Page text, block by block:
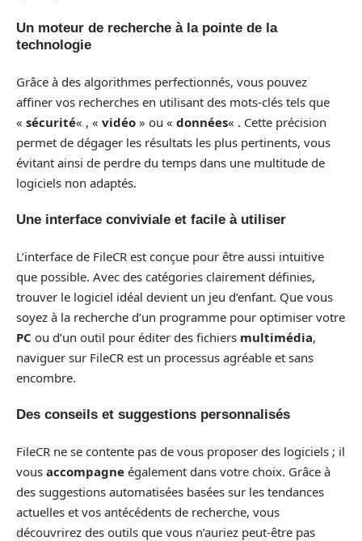
Un moteur de recherche à la pointe de la
technologie
Grâce à des algorithmes perfectionnés, vous pouvez
affiner vos recherches en utilisant des mots-clés tels que
« sécurité« , « vidéo » ou « données« . Cette précision
permet de dégager les résultats les plus pertinents, vous
évitant ainsi de perdre du temps dans une multitude de
logiciels non adaptés.
Une interface conviviale et facile à utiliser
L’interface de FileCR est conçue pour être aussi intuitive
que possible. Avec des catégories clairement définies,
trouver le logiciel idéal devient un jeu d’enfant. Que vous
soyez à la recherche d’un programme pour optimiser votre
PC ou d’un outil pour éditer des fichiers multimédia,
naviguer sur FileCR est un processus agréable et sans
encombre.
Des conseils et suggestions personnalisés
FileCR ne se contente pas de vous proposer des logiciels ; il
vous accompagne également dans votre choix. Grâce à
des suggestions automatisées basées sur les tendances
actuelles et vos antécédents de recherche, vous
découvrirez des outils que vous n’auriez peut-être pas